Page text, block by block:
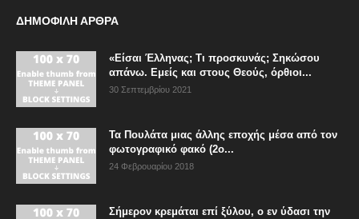
ΔΗΜΟΦΙΛΗ ΑΡΘΡΑ
«Είσαι Έλληνας; Τι προσκυνάς; Σηκώσου
απάνω. Εμείς και στους Θεούς, όρθιοι...
30 Σεπτεμβρίου 2021
Τα Πουλάτα μιας άλλης εποχής μέσα από τον
φωτογραφικό φακό (2ο...
24 Φεβρουαρίου 2018
Σήμερον κρεμάται επί ξύλου, ο εν ύδασι την